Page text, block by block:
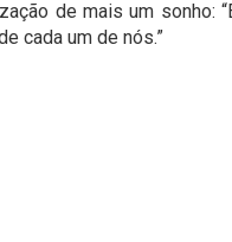
de mais um sonho:
cada um de nós.”